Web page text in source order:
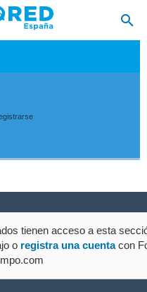
tienen acceso a esta
o registra una cuentacon